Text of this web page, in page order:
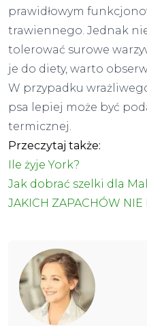
prawidłowym
trawiennego. Jednak
tolerować surowe
je do diety, warto
W przypadku
psa lepiej może być
termicznej.
Przeczytaj także:
Ile żyje York?
Jak dobrać szelki dla
JAKICH ZAPACHÓW NIE